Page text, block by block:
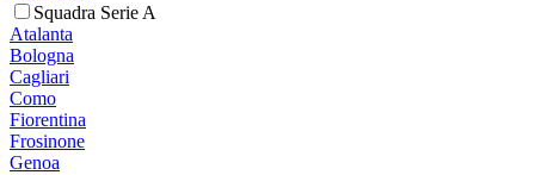
Squadra Serie A
Atalanta
Bologna
Cagliari
Como
Fiorentina
Frosinone
Genoa